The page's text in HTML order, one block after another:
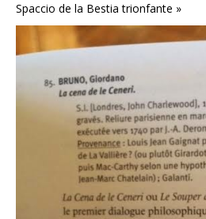
Spaccio de la Bestia trionfante »